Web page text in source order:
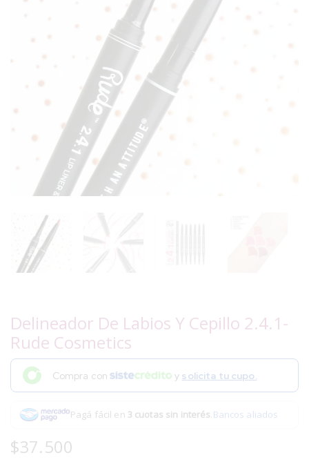
Delineador De Labios Y Cepillo 2.4.1-
Rude Cosmetics
Compra con y solicita tu cupo.
Pagá fácil en 3 cuotas sin interés.Bancos aliados
$37.500